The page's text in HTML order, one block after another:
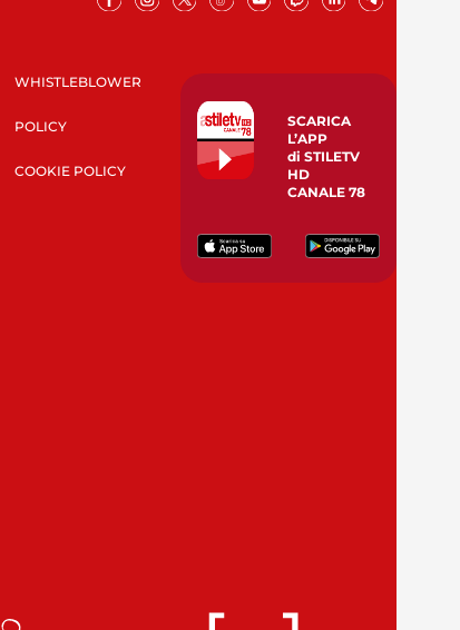
WHISTLEBLOWER
POLICY
COOKIE POLICY
SCARICA
L’APP
di STILETV
HD
CANALE 78